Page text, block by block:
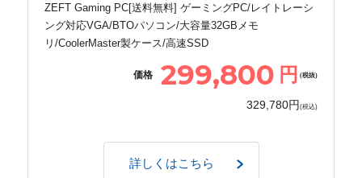
ZEFT Gaming PC[送料無料] ゲーミングPC/レイトレーシ
ング対応VGA/BTOパソコン/大容量32GBメモ
リ/CoolerMaster製ケース/高速SSD
価格 299,800 円 (税抜)
329,780円 (税込)
詳しくはこちら